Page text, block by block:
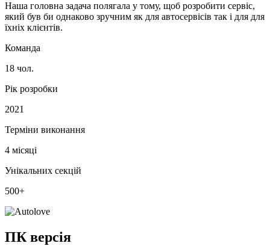
Наша головна задача полягала у тому, щоб розробити сервіс,
який був би однаково зручним як для автосервісів так і для для
їхніх клієнтів.
Команда
18 чол.
Рік розробки
2021
Терміни виконання
4 місяці
Унікальних секцій
500+
ПК версія